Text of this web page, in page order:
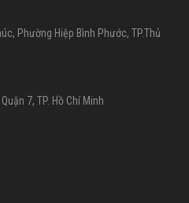
Phường Hiệp Bình Phước, TP.Thủ
7, TP. Hồ Chí Minh